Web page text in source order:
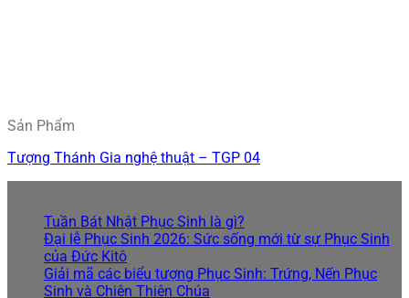
Sản Phẩm
Tượng Thánh Gia nghệ thuật – TGP 04
Tuần Bát Nhật Phục Sinh là gì?
Đại lễ Phục Sinh 2026: Sức sống mới từ sự Phục Sinh
của Đức Kitô
Giải mã các biểu tượng Phục Sinh: Trứng, Nến Phục
Sinh và Chiên Thiên Chúa